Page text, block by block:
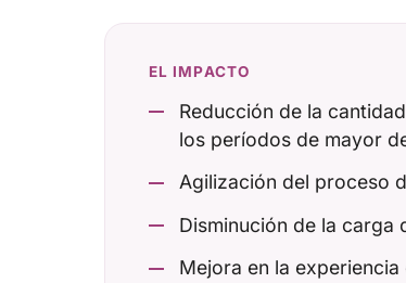
EL IMPACTO
Reducción de la
los períodos de mayor
Agilización del proceso
Disminución de la carga
Mejora en la